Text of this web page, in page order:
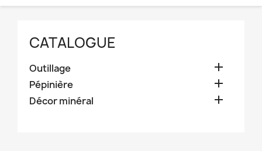
CATALOGUE
Outillage 
Pépinière 
Décor minéral 